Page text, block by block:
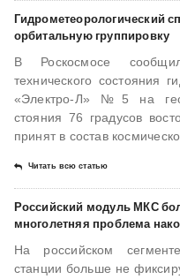
Гидрометеорологический
орбитальную группировку
В Роскосмосе
технического состояния
«Электро-Л» №5 на
стояния 76 градусов
принят в состав
Читать всю статью
Российский модуль МКС
многолетняя проблема
На российском
станции больше не